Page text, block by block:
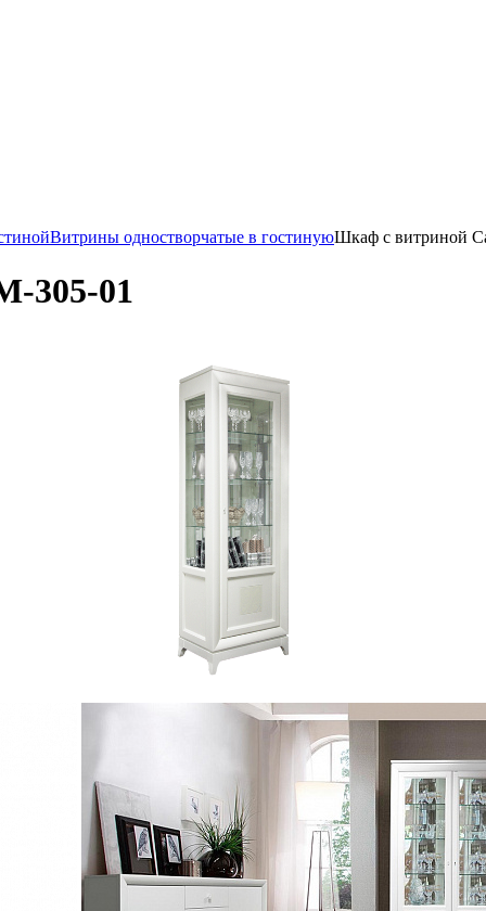
Витрины одностворчатые в гостинуюШкаф с витриной
305-01